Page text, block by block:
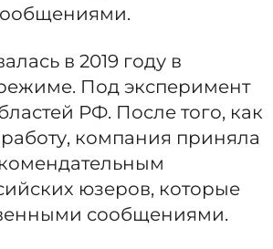
в 2019 году в
Под эксперимент
РФ. После того, как
компания приняла
юзеров, которые
сообщениями.